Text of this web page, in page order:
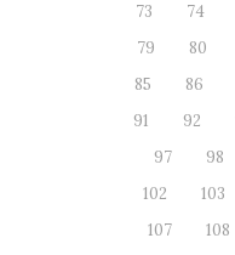
73
74
79
80
85
86
91
92
97
98
102
103
107
108